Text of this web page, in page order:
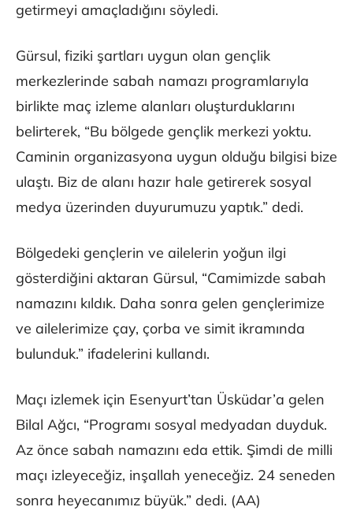
getirmeyi amaçladığını söyledi.
Gürsul, fiziki şartları uygun olan gençlik
merkezlerinde sabah namazı programlarıyla
birlikte maç izleme alanları oluşturduklarını
belirterek, “Bu bölgede gençlik merkezi yoktu.
Caminin organizasyona uygun olduğu bilgisi bize
ulaştı. Biz de alanı hazır hale getirerek sosyal
medya üzerinden duyurumuzu yaptık.” dedi.
Bölgedeki gençlerin ve ailelerin yoğun ilgi
gösterdiğini aktaran Gürsul, “Camimizde sabah
namazını kıldık. Daha sonra gelen gençlerimize
ve ailelerimize çay, çorba ve simit ikramında
bulunduk.” ifadelerini kullandı.
Maçı izlemek için Esenyurt’tan Üsküdar’a gelen
Bilal Ağcı, “Programı sosyal medyadan duyduk.
Az önce sabah namazını eda ettik. Şimdi de milli
maçı izleyeceğiz, inşallah yeneceğiz. 24 seneden
sonra heyecanımız büyük.” dedi. (AA)